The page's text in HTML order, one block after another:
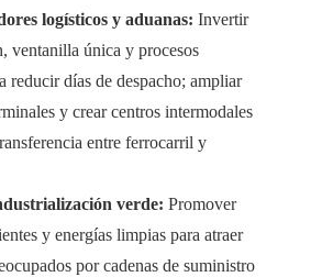
logísticos y aduanas: Invertir
ventanilla única y procesos
reducir días de despacho; ampliar
y crear centros intermodales
entre ferrocarril y
verde: Promover
y energías limpias para atraer
por cadenas de suministro